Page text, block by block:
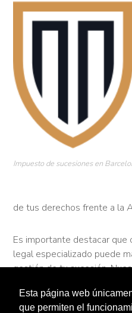
Impuesto de sucesiones en
de tus derechos frente a la
Es importante destacar que
legal especializado puede
gestión de tu sucesión.
deseas dejar a tus seres
Esta página web
que permiten el